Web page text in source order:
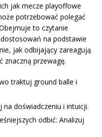
jak mecze playoffowe
potrzebować polegać
to czytanie
na podstawie
jak odbijający zareagują
znaczną przewagę.
traktuj ground balle i
na doświadczeniu i intuicji.
odbić: Analizuj